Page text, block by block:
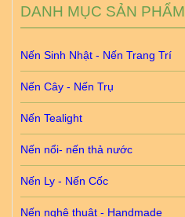
DANH MỤC SẢN PHẨM
Nến Sinh Nhật - Nến Trang Trí
Nến Cây - Nến Trụ
Nến Tealight
Nến nổi- nến thả nước
Nến Ly - Nến Cốc
Nến nghệ thuật - Handmade